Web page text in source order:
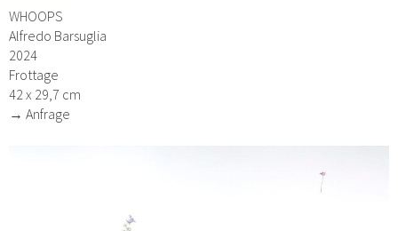
WHOOPS
Alfredo Barsuglia
2024
Frottage
42 x 29,7 cm
→ Anfrage